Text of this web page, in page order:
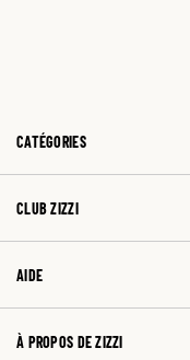
CATÉGORIES
CLUB ZIZZI
AIDE
À PROPOS DE ZIZZI